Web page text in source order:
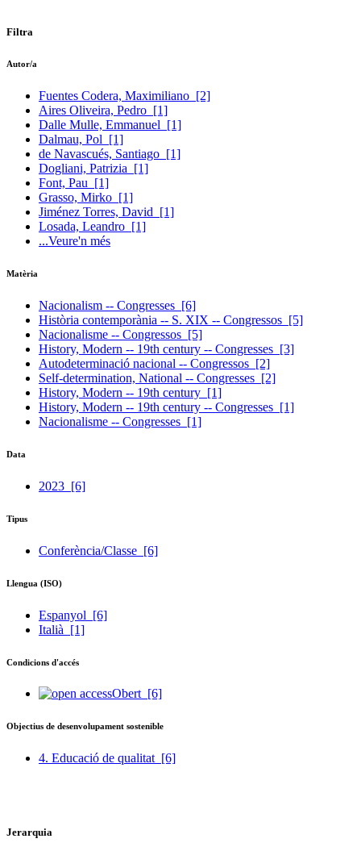
Filtra
Autor/a
Fuentes Codera, Maximiliano [2]
Aires Oliveira, Pedro [1]
Dalle Mulle, Emmanuel [1]
Dalmau, Pol [1]
de Navascués, Santiago [1]
Dogliani, Patrizia [1]
Font, Pau [1]
Grasso, Mirko [1]
Jiménez Torres, David [1]
Losada, Leandro [1]
...Veure'n més
Matèria
Nacionalism -- Congresses [6]
Història contemporània -- S. XIX -- Congressos [5]
Nacionalisme -- Congressos [5]
History, Modern -- 19th century -- Congresses [3]
Autodeterminació nacional -- Congressos [2]
Self-determination, National -- Congresses [2]
History, Modern -- 19th century [1]
History, Modern -- 19th century -- Congresses [1]
Nacionalisme -- Congresses [1]
Data
2023 [6]
Tipus
Conferència/Classe [6]
Llengua (ISO)
Espanyol [6]
Italià [1]
Condicions d'accés
Obert [6]
Objectius de desenvolupament sostenible
4. Educació de qualitat [6]
Jerarquia